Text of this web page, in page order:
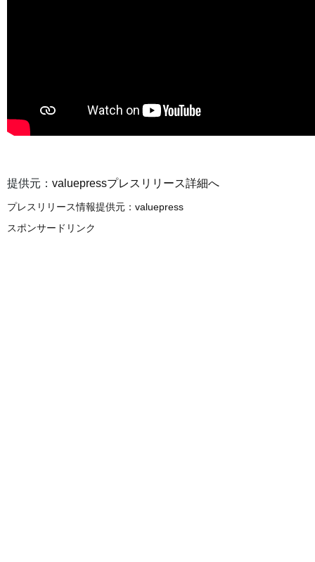
提供元： valuepressプレスリリース詳細へ
プレスリリース情報提供元： valuepress
スポンサードリンク